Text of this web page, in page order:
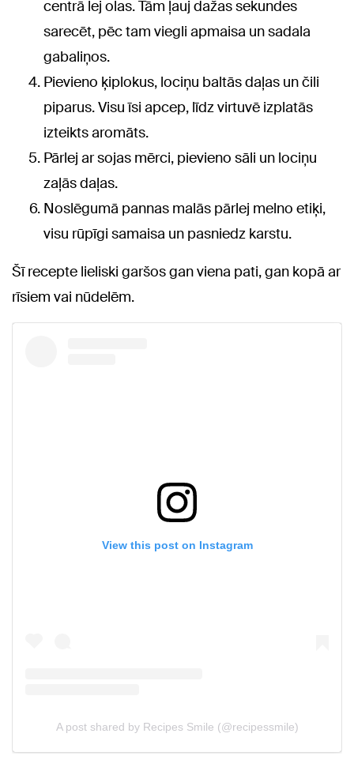
centrā lej olas. Tām ļauj dažas sekundes
sarecēt, pēc tam viegli apmaisa un sadala
gabaliņos.
Pievieno ķiplokus, lociņu baltās daļas un čili
piparus. Visu īsi apcep, līdz virtuvē izplatās
izteikts aromāts.
Pārlej ar sojas mērci, pievieno sāli un lociņu
zaļās daļas.
Noslēgumā pannas malās pārlej melno etiķi,
visu rūpīgi samaisa un pasniedz karstu.
Šī recepte lieliski garšos gan viena pati, gan kopā ar
rīsiem vai nūdelēm.